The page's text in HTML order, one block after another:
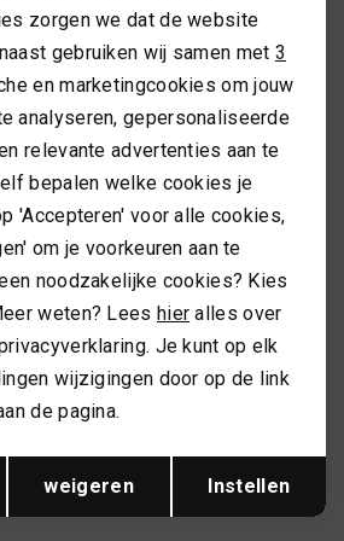
Opslaan
zorgen we dat de website
gebruiken wij samen met 3
en marketingcookies om jouw
analyseren, gepersonaliseerde
relevante advertenties aan te
bepalen welke cookies je
'Accepteren' voor alle cookies,
om je voorkeuren aan te
noodzakelijke cookies? Kies
weten? Lees hier alles over
Je kunt op elk
wijzigingen door op de link
de pagina.
weigeren Instellen